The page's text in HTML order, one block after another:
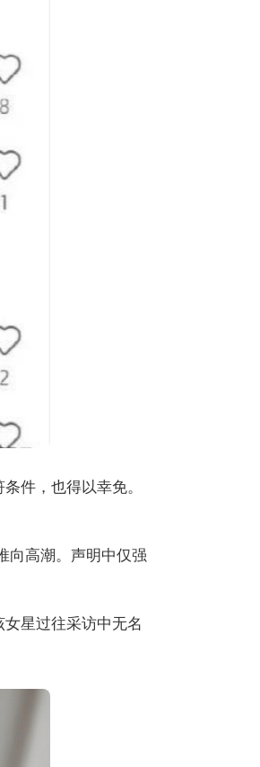
件，也得以幸免。
向高潮。声明中仅强
星过往采访中无名